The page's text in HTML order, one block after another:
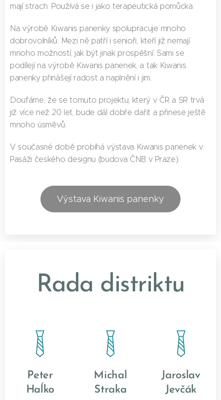
mají strach. Používá se i jako terapeutická pomůcka.
Na výrobě Kiwanis panenky spolupracuje mnoho
dobrovolníků. Mezi ně patří i senioři, kteří již nemají
mnoho možností, jak být jinak prospěšní. Sami se
podílejí na výrobě Kiwanis panenek, a tak Kiwanis
panenky přinášejí radost a naplnění i jim.
Doufáme, že se tomuto projektu, který v ČR a SR trvá
již více než 20 let, bude dál dobře dařit a přinese ještě
mnoho úsměvů.
V současné době probíhá výstava Kiwanis panenek v
Pasáži českého designu (budova ČNB v Praze).
Výstava Kiwanis panenky
Rada distriktu
Peter
Haĺko
Michal
Straka
Jaroslav
Jevčák